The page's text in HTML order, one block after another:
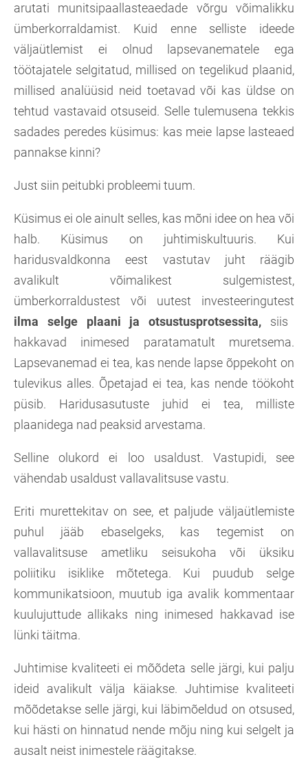
arutati munitsipaallasteaedade võrgu võimalikku
ümberkorraldamist. Kuid enne selliste ideede
väljaütlemist ei olnud lapsevanematele ega
töötajatele selgitatud, millised on tegelikud plaanid,
millised analüüsid neid toetavad või kas üldse on
tehtud vastavaid otsuseid. Selle tulemusena tekkis
sadades peredes küsimus: kas meie lapse lasteaed
pannakse kinni?
Just siin peitubki probleemi tuum.
Küsimus ei ole ainult selles, kas mõni idee on hea või
halb. Küsimus on juhtimiskultuuris. Kui
haridusvaldkonna eest vastutav juht räägib
avalikult võimalikest sulgemistest,
ümberkorraldustest või uutest investeeringutest
ilma selge plaani ja otsustusprotsessita, siis
hakkavad inimesed paratamatult muretsema.
Lapsevanemad ei tea, kas nende lapse õppekoht on
tulevikus alles. Õpetajad ei tea, kas nende töökoht
püsib. Haridusasutuste juhid ei tea, milliste
plaanidega nad peaksid arvestama.
Selline olukord ei loo usaldust. Vastupidi, see
vähendab usaldust vallavalitsuse vastu.
Eriti murettekitav on see, et paljude väljaütlemiste
puhul jääb ebaselgeks, kas tegemist on
vallavalitsuse ametliku seisukoha või üksiku
poliitiku isiklike mõtetega. Kui puudub selge
kommunikatsioon, muutub iga avalik kommentaar
kuulujuttude allikaks ning inimesed hakkavad ise
lünki täitma.
Juhtimise kvaliteeti ei mõõdeta selle järgi, kui palju
ideid avalikult välja käiakse. Juhtimise kvaliteeti
mõõdetakse selle järgi, kui läbimõeldud on otsused,
kui hästi on hinnatud nende mõju ning kui selgelt ja
ausalt neist inimestele räägitakse.